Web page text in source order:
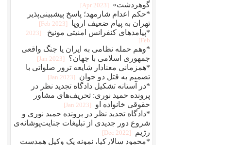
گوهردشت»
[2023 Apr]
*حکم اعدام شارمهد؛ پاسخ پیشبینی‌پذیر
تهران به پیام ضعیف اروپا
[2023 Feb]
*پیامدهای کنفرانس امنیتی مونیخ
[2023
Feb]
*وهم حمله نظامی به ایران یا جنگ واقعی
جمهوری اسلامی با جهان؟
[2023 Jan]
*همزمانی معنادار شایعه ترور صلواتی با
تصمیم به قتل دو جوان
[2023 Jan]
*در آستانه تشکیل دادگاه تجدید نظر در
پرونده حمید نوری: تحریف‌های مشاور
حقوقی خانواده او
[2023 Jan]
*دادگاه تجدید نظر در پرونده حمید نوری و
شروع دور جدیدی از تبلیغات جنایت‌پوشانه‌ی
رژیم
[2022 Dec]
*محمود سالارکیا، نمونه یک وکیل همدست